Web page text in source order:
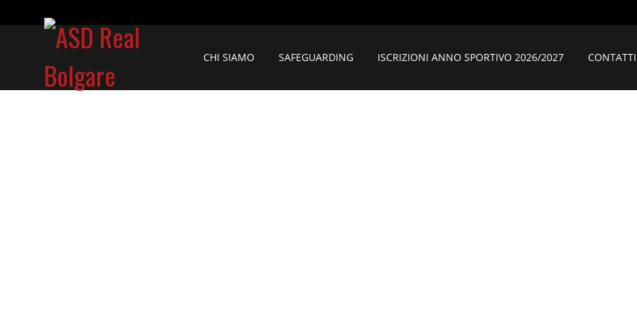
CHI SIAMO SAFEGUARDING ISCRIZIONI ANNO SPORTIVO 2026/2027 CONTATTI